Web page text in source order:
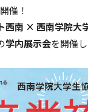
催！
西南 × 西南学院大
学内展示会を開催